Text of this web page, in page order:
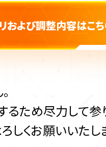
および調整内容はこち
ため尽力して参
くお願いいたし